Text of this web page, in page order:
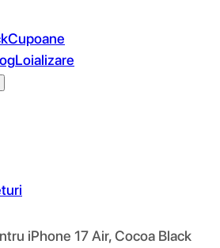
Cupoane
Loializare
iPhone 17 Air, Cocoa Black